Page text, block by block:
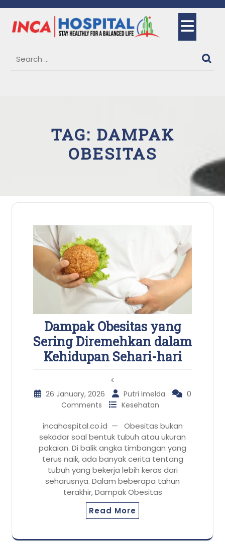
content
TAG: DAMPAK
OBESITAS
Dampak Obesitas yang
Sering Diremehkan dalam
Kehidupan Sehari-hari
<
26 January, 2026 Putri Imelda
0
Comments
Kesehatan
incahospital.co.id — Obesitas bukan
sekadar soal bentuk tubuh atau ukuran
pakaian. Di balik angka timbangan yang
terus naik, ada banyak cerita tentang
tubuh yang bekerja lebih keras dari
seharusnya. Dalam beberapa tahun
terakhir, Dampak Obesitas
Read More